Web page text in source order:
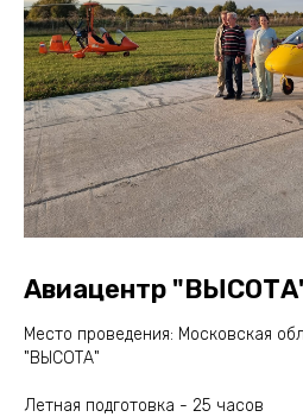
Авиацентр
Место проведения: Московская
"ВЫСОТА"
Летная подготовка - 25 часов